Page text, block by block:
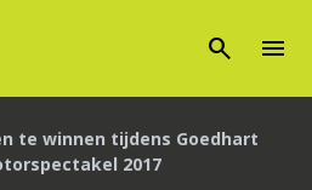
search menu
te winnen tijdens Goedhart
2017